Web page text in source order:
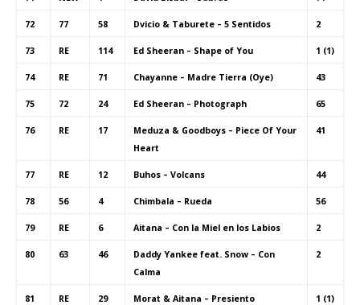
72 77 58 Dvicio & Taburete – 5 Sentidos 2
73 RE 114 Ed Sheeran – Shape of You 1 (1)
74 RE 71 Chayanne – Madre Tierra (Oye) 43
75 72 24 Ed Sheeran – Photograph 65
76 RE 17
Meduza & Goodboys – Piece Of Your
Heart
41
77 RE 12 Buhos – Volcans 44
78 56 4 Chimbala – Rueda 56
79 RE 6 Aitana – Con la Miel en los Labios 2
80 63 46
Daddy Yankee feat. Snow – Con
Calma
2
81 RE 29 Morat & Aitana – Presiento 1 (1)